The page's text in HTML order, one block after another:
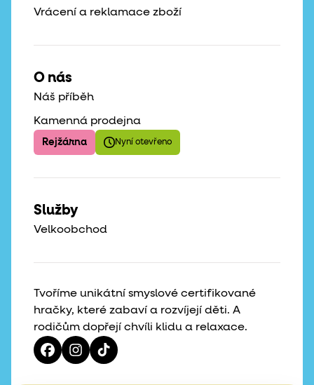
Tvoříme unikátní smyslové certifikované
hračky, které zabaví a rozvíjejí děti. A
rodičům dopřejí chvíli klidu a relaxace.
Vrácení a reklamace zboží
O nás
Náš příběh
Kamenná prodejna
Rejžárna Nyní otevřeno
Služby
Velkoobchod